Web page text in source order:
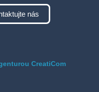
nás
CreatiCom